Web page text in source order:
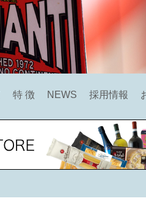
特 徴 NEWS 採用情報